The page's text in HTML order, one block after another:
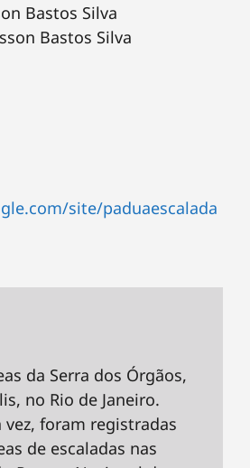
Bastos Silva
Bastos Silva
site/paduaescalada
da Serra dos Órgãos,
no Rio de Janeiro.
vez, foram registradas
de escaladas nas